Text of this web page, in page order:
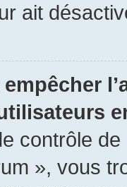
ait
contrôle
», vous